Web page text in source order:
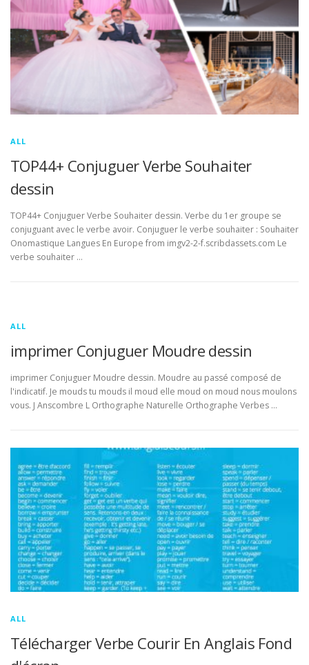
ALL
TOP44+ Conjuguer Verbe Souhaiter
dessin
TOP44+ Conjuguer Verbe Souhaiter dessin. Verbe du 1er groupe se
conjuguant avec le verbe avoir. Conjuguer le verbe souhaiter : Souhaiter
Onomastique Langues En Europe from imgv2-2-f.scribdassets.com Le
verbe souhaiter …
ALL
imprimer Conjuguer Moudre dessin
imprimer Conjuguer Moudre dessin. Moudre au passé composé de
l'indicatif. Je mouds tu mouds il moud elle moud on moud nous moulons
vous. J Anscombre L Orthographe Naturelle Orthographe Verbes …
ALL
Télécharger Verbe Courir En Anglais Fond